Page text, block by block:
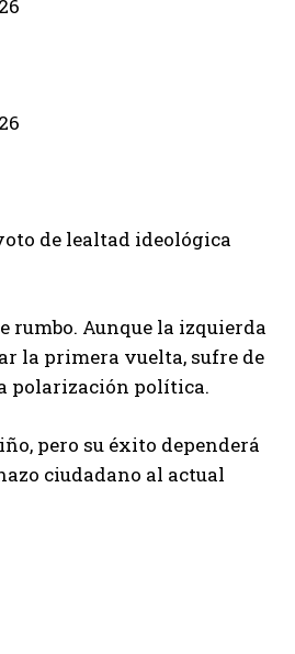
de lealtad ideológica
rumbo. Aunque la izquierda
la primera vuelta, sufre de
polarización política.
pero su éxito dependerá
ciudadano al actual